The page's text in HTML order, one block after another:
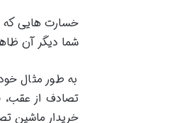
خسارت هایی که
شما دیگر آن
به طور مثال
تصادف از عقب،
خریدار ماشین